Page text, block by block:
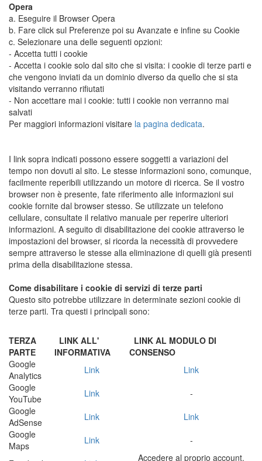
Opera
a. Eseguire il Browser Opera
b. Fare click sul Preferenze poi su Avanzate e infine su Cookie
c. Selezionare una delle seguenti opzioni:
- Accetta tutti i cookie
- Accetta i cookie solo dal sito che si visita: i cookie di terze parti e
che vengono inviati da un dominio diverso da quello che si sta
visitando verranno rifiutati
- Non accettare mai i cookie: tutti i cookie non verranno mai
salvati
Per maggiori informazioni visitare la pagina dedicata.
I link sopra indicati possono essere soggetti a variazioni del
tempo non dovuti al sito. Le stesse informazioni sono, comunque,
facilmente reperibili utilizzando un motore di ricerca. Se il vostro
browser non è presente, fate riferimento alle informazioni sui
cookie fornite dal browser stesso. Se utilizzate un telefono
cellulare, consultate il relativo manuale per reperire ulteriori
informazioni. A seguito di disabilitazione dei cookie attraverso le
impostazioni del browser, si ricorda la necessità di provvedere
sempre attraverso le stesse alla eliminazione di quelli già presenti
prima della disabilitazione stessa.
Come disabilitare i cookie di servizi di terze parti
Questo sito potrebbe utilizzare in determinate sezioni cookie di
terze parti. Tra questi i principali sono:
TERZA
PARTE
LINK ALL'
INFORMATIVA
LINK AL MODULO DI
CONSENSO
Google
Analytics
Link
Link
Google
YouTube
Link
-
Google
AdSense
Link
Link
Google
Maps
Link
-
Accedere al proprio account.